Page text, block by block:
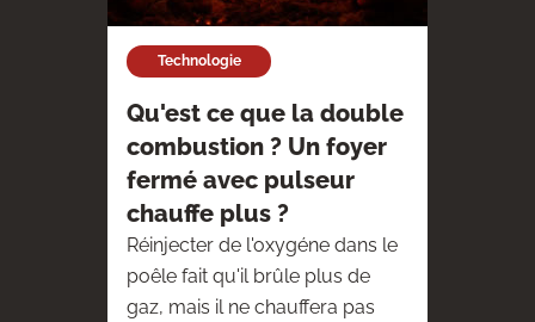
Technologie
Qu'est ce que la double
combustion ? Un foyer
fermé avec pulseur
chauffe plus ?
Réinjecter de l'oxygéne dans le
poêle fait qu'il brûle plus de
gaz, mais il ne chauffera pas